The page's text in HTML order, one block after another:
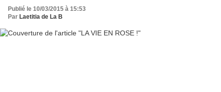
Publié le 10/03/2015 à 15:53
Par Laetitia de La B